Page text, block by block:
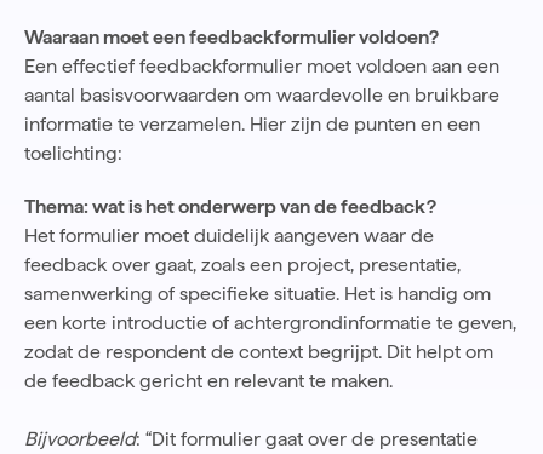
Waaraan moet een feedbackformulier voldoen?
Een effectief feedbackformulier moet voldoen aan een
aantal basisvoorwaarden om waardevolle en bruikbare
informatie te verzamelen. Hier zijn de punten en een
toelichting:
Thema: wat is het onderwerp van de feedback?
Het formulier moet duidelijk aangeven waar de
feedback over gaat, zoals een project, presentatie,
samenwerking of specifieke situatie. Het is handig om
een korte introductie of achtergrondinformatie te geven,
zodat de respondent de context begrijpt. Dit helpt om
de feedback gericht en relevant te maken.
Bijvoorbeeld: “Dit formulier gaat over de presentatie